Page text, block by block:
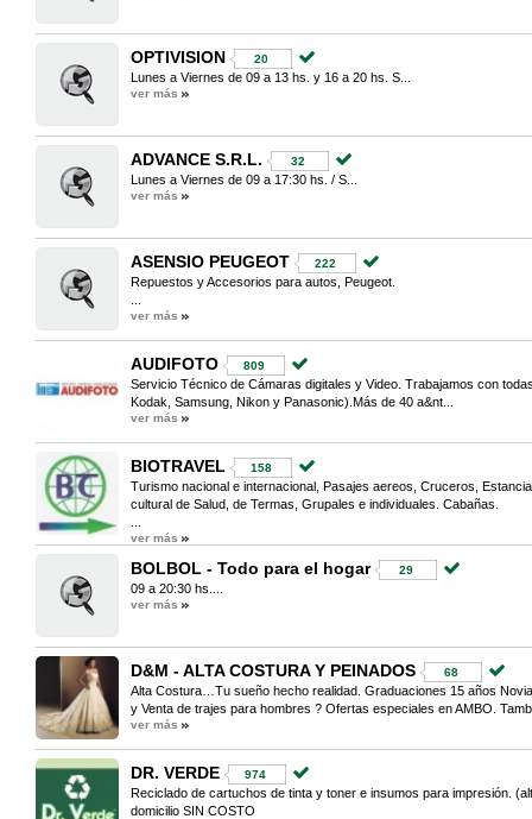
OPTIVISION 20
Lunes a Viernes de 09 a 13 hs. y 16 a 20 hs. S...
ver más
ADVANCE S.R.L. 32
Lunes a Viernes de 09 a 17:30 hs. / S...
ver más
ASENSIO PEUGEOT 222
Repuestos y Accesorios para autos, Peugeot.
ver más
AUDIFOTO 809
Servicio Técnico de Cámaras digitales y Video. Trabajamos con
Kodak, Samsung, Nikon y Panasonic).Más de 40 a&nt...
ver más
BIOTRAVEL 158
Turismo nacional e internacional, Pasajes aereos, Cruceros,
cultural de Salud, de Termas, Grupales e individuales. Cabañas.
ver más
BOLBOL - Todo para el hogar 29
09 a 20:30 hs....
ver más
D&M - ALTA COSTURA Y PEINADOS 68
Alta Costura…Tu sueño hecho realidad. Graduaciones 15 años
y Venta de trajes para hombres ? Ofertas especiales en AMBO.
ver más
DR. VERDE 974
Reciclado de cartuchos de tinta y toner e insumos para impresión.
domicilio SIN COSTO